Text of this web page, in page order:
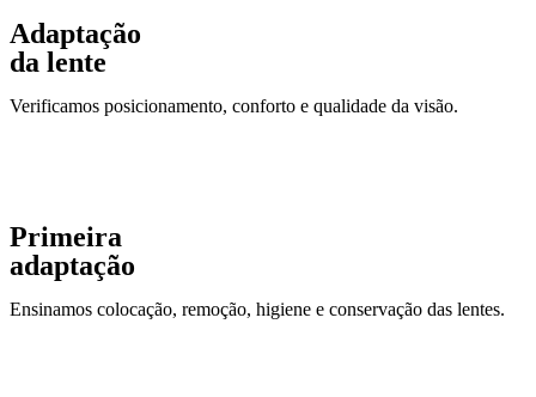
Adaptação
da lente
Verificamos posicionamento, conforto e qualidade da visão.
Primeira
adaptação
Ensinamos colocação, remoção, higiene e conservação das lentes.